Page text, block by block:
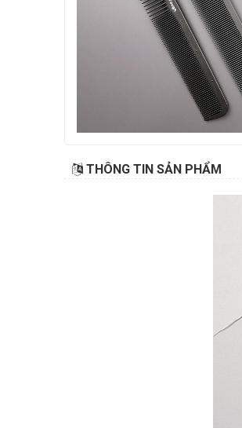
THÔNG TIN SẢN PHẨM